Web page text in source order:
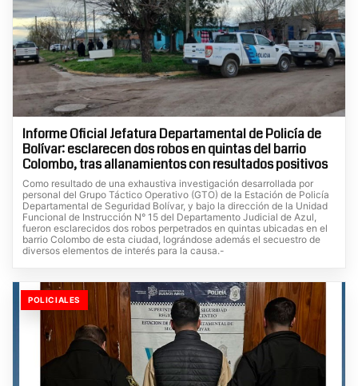
Informe Oficial Jefatura Departamental de Policía de
Bolívar: esclarecen dos robos en quintas del barrio
Colombo, tras allanamientos con resultados positivos
Como resultado de una exhaustiva investigación desarrollada por
personal del Grupo Táctico Operativo (GTO) de la Estación de Policía
Departamental de Seguridad Bolívar, y bajo la dirección de la Unidad
Funcional de Instrucción N° 15 del Departamento Judicial de Azul,
fueron esclarecidos dos robos perpetrados en quintas ubicadas en el
barrio Colombo de esta ciudad, lográndose además el secuestro de
diversos elementos de interés para la causa.-
POLICIALES